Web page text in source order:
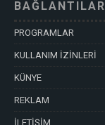
BAĞLANTILAR
PROGRAMLAR
KULLANIM İZİNLERİ
KÜNYE
REKLAM
İLETİŞİM